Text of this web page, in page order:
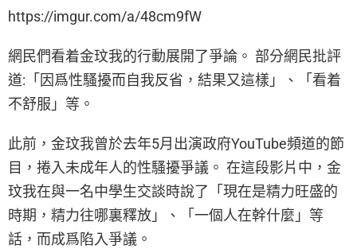
https://imgur.com/a/48cm9fW
網民們看着金玟我的行動展開了爭論。 部分網民批評
道:「因爲性騷擾而自我反省，結果又這樣」、「看着
不舒服」等。
此前，金玟我曾於去年5月出演政府YouTube頻道的節
目，捲入未成年人的性騷擾爭議。 在這段影片中，金
玟我在與一名中學生交談時說了「現在是精力旺盛的
時期，精力往哪裏釋放」、「一個人在幹什麼」等
話，而成爲陷入爭議。